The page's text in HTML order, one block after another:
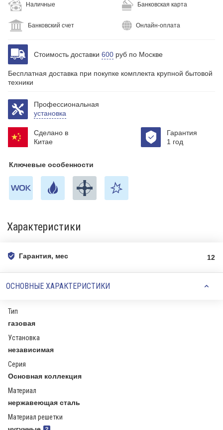
Наличные Банковская карта
Банковский счет Онлайн-оплата
Стоимость доставки 600 руб по Москве
Бесплатная доставка при покупке комплекта крупной бытовой
техники
Профессиональная
установка
Сделано в
Китае
Гарантия
1 год
Ключевые особенности
Характеристики
Гарантия, мес 12
ОСНОВНЫЕ ХАРАКТЕРИСТИКИ
Тип
газовая
Установка
независимая
Серия
Основная коллекция
Материал
нержавеющая сталь
Материал решетки